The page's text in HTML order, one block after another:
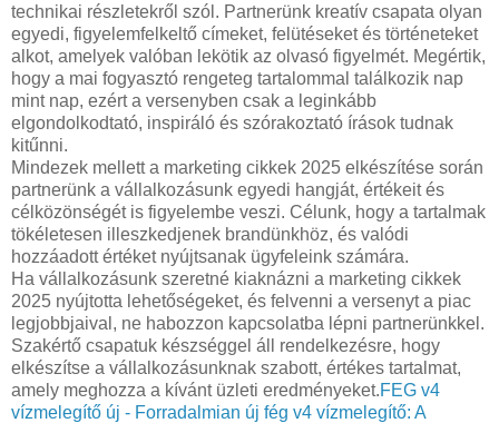
technikai részletekről szól. Partnerünk kreatív csapata olyan
egyedi, figyelemfelkeltő címeket, felütéseket és történeteket
alkot, amelyek valóban lekötik az olvasó figyelmét. Megértik,
hogy a mai fogyasztó rengeteg tartalommal találkozik nap
mint nap, ezért a versenyben csak a leginkább
elgondolkodtató, inspiráló és szórakoztató írások tudnak
kitűnni.
Mindezek mellett a marketing cikkek 2025 elkészítése során
partnerünk a vállalkozásunk egyedi hangját, értékeit és
célközönségét is figyelembe veszi. Célunk, hogy a tartalmak
tökéletesen illeszkedjenek brandünkhöz, és valódi
hozzáadott értéket nyújtsanak ügyfeleink számára.
Ha vállalkozásunk szeretné kiaknázni a marketing cikkek
2025 nyújtotta lehetőségeket, és felvenni a versenyt a piac
legjobbjaival, ne habozzon kapcsolatba lépni partnerünkkel.
Szakértő csapatuk készséggel áll rendelkezésre, hogy
elkészítse a vállalkozásunknak szabott, értékes tartalmat,
amely meghozza a kívánt üzleti eredményeket.FEG v4
vízmelegítő új - Forradalmian új fég v4 vízmelegítő: A